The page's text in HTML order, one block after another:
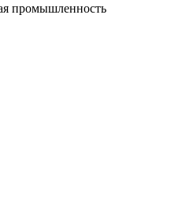
промышленность